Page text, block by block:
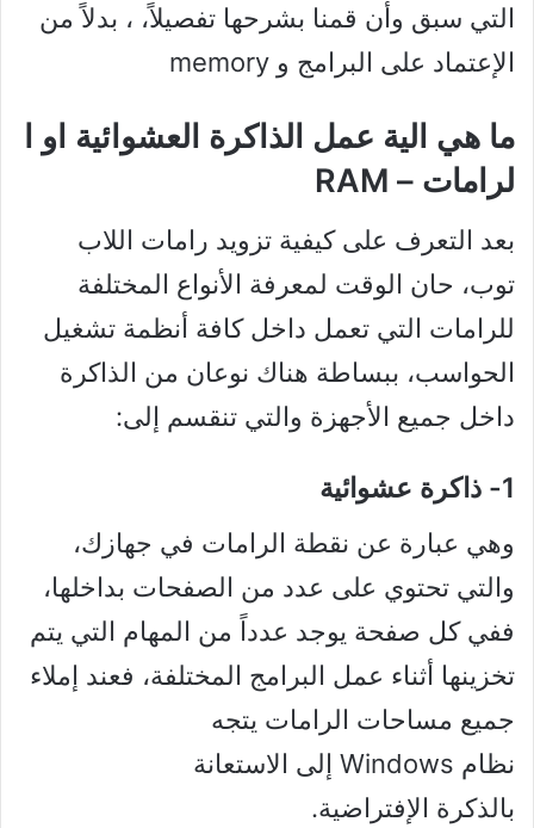
التي سبق وأن قمنا بشرحها تفصيلاً، ، بدلاً من
الإعتماد على البرامج و memory
ما هي الية عمل الذاكرة العشوائية او ا
لرامات – RAM
بعد التعرف على كيفية تزويد رامات اللاب
توب، حان الوقت لمعرفة الأنواع المختلفة
للرامات التي تعمل داخل كافة أنظمة تشغيل
الحواسب، ببساطة هناك نوعان من الذاكرة
داخل جميع الأجهزة والتي تنقسم إلى:
1- ذاكرة عشوائية
وهي عبارة عن نقطة الرامات في جهازك،
والتي تحتوي على عدد من الصفحات بداخلها،
ففي كل صفحة يوجد عدداً من المهام التي يتم
تخزينها أثناء عمل البرامج المختلفة، فعند إملاء
جميع مساحات الرامات يتجه
نظام Windows إلى الاستعانة
بالذكرة الإفتراضية.